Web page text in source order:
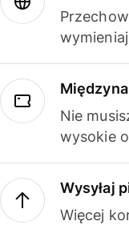
Nie
wysokie
Wysyłaj
Więcej